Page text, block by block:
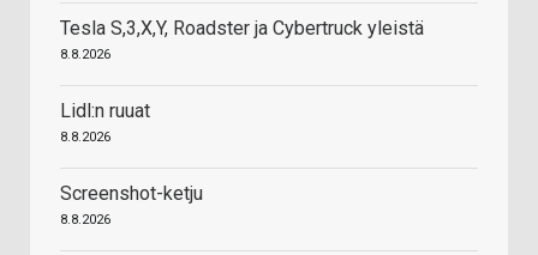
Tesla S,3,X,Y, Roadster ja Cybertruck yleistä
8.8.2026
Lidl:n ruuat
8.8.2026
Screenshot-ketju
8.8.2026